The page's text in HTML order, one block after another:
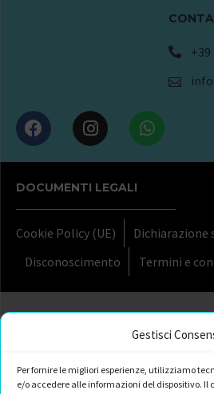
Gestisci
Per fornire le migliori esperienze, utilizziamo
e/o accedere alle informazioni del dispositivo. Il
+39
DOCUMENTI LEGALI
Cookie Policy (UE)
Dichiarazione
Disconoscimento
Termini e